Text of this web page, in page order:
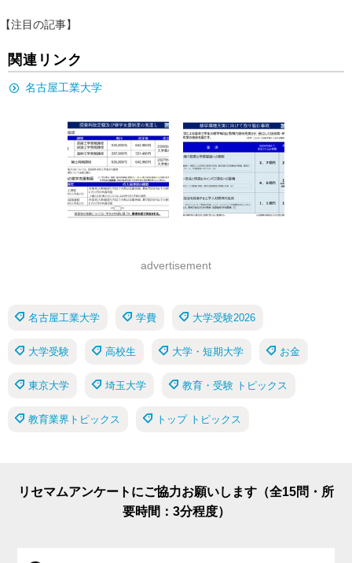
【注目の記事】
関連リンク
名古屋工業大学
advertisement
名古屋工業大学 学費 大学受験2026
大学受験 高校生 大学・短期大学 お金
東京大学 埼玉大学 教育・受験 トピックス
教育業界トピックス トップ トピックス
リセマムアンケートにご協力お願いします（全15問・所
要時間：3分程度）